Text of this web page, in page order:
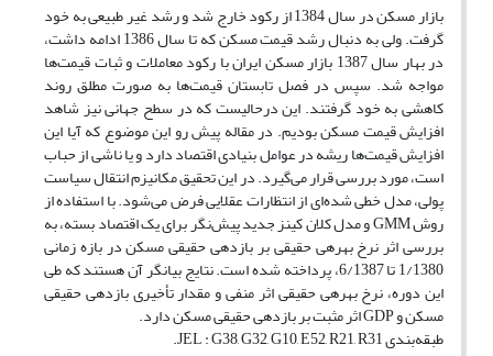
بازار مسکن در سال 1384 از رکود خارج شد و رشد غیر طبیعی به خود
گرفت. ولی به دنبال رشد قیمت مسکن که تا سال 1386 ادامه داشت،
در بهار سال 1387 بازار مسکن ایران با رکود معاملات و ثبات قیمت‌ها
مواجه شد. سپس در فصل تابستان قیمت‌ها به صورت مطلق روند
کاهشی به خود گرفتند. این درحالیست که در سطح جهانی نیز شاهد
افزایش قیمت مسکن بودیم. در مقاله پیش رو این موضوع که آیا این
افزایش قیمت‌ها ریشه در عوامل بنیادی اقتصاد دارد و یا ناشی از حباب
است، مورد بررسی قرار می‌گیرد. در این تحقیق مکانیزم انتقال سیاست
پولی، مدل خطی شده‌ای از انتظارات عقلایی فرض می‌شود. با استفاده از
روش GMM و مدل کلان کینز جدید پیش‌نگر برای یک اقتصاد بسته، به
بررسی اثر نرخ بهره‎ی حقیقی بر بازده‎ی حقیقی مسکن در بازه زمانی
1/1380 تا 6/1387، پرداخته شده است. نتایج بیانگر آن هستند که طی
این دوره، نرخ بهره‎ی حقیقی اثر منفی و مقدار تأخیری بازده‎ی حقیقی
مسکن و GDP اثر مثبت بر بازده‎ی حقیقی مسکن دارد.
طبقه‌بندی JEL : G38, G32, G10, E52, R21, R31.